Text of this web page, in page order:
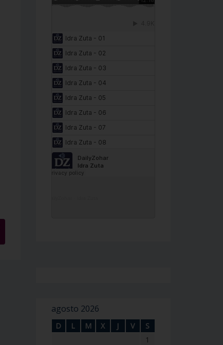
agosto 2026
D L M X J V
S
1